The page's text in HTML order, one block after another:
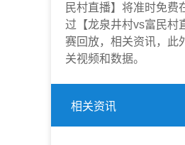
民村直播】将准时免费
过【龙泉井村vs富民村
赛回放，相关资讯，此
关视频和数据。
相关资讯